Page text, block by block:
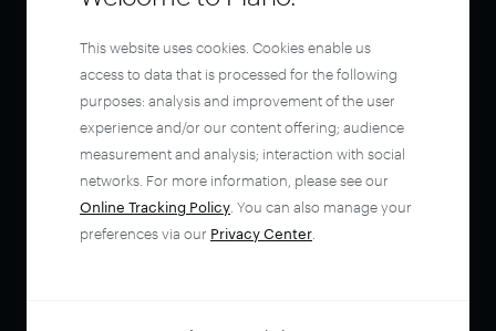
This website uses cookies. Cookies enable us
access to data that is processed for the following
purposes: analysis and improvement of the user
experience and/or our content offering; audience
measurement and analysis; interaction with social
networks. For more information, please see our
Online Tracking Policy . You can also manage your
preferences via our Privacy Center